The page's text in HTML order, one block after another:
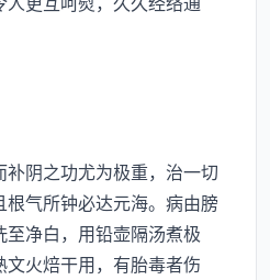
阴之功尤为极重，治一切
气所钟必达元海。病由膀
净白，用铅壶隔汤煮极
火焙干用，有胎毒者伤